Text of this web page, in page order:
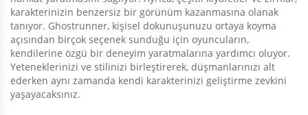
karakterinizin benzersiz bir görünüm kazanmasına olanak
tanıyor. Ghostrunner, kişisel dokunuşunuzu ortaya koyma
açısından birçok seçenek sunduğu için oyuncuların,
kendilerine özgü bir deneyim yaratmalarına yardımcı oluyor.
Yeteneklerinizi ve stilinizi birleştirerek, düşmanlarınızı alt
ederken aynı zamanda kendi karakterinizi geliştirme zevkini
yaşayacaksınız.